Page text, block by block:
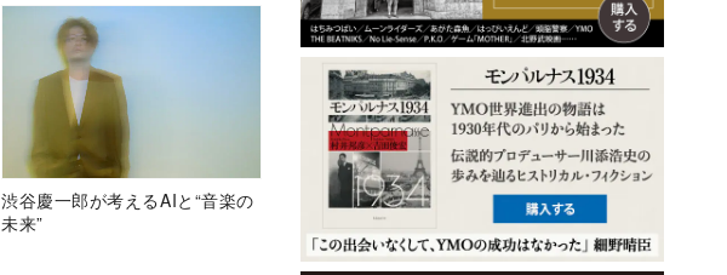
渋谷慶一郎が考えるAIと“音楽の
未来”